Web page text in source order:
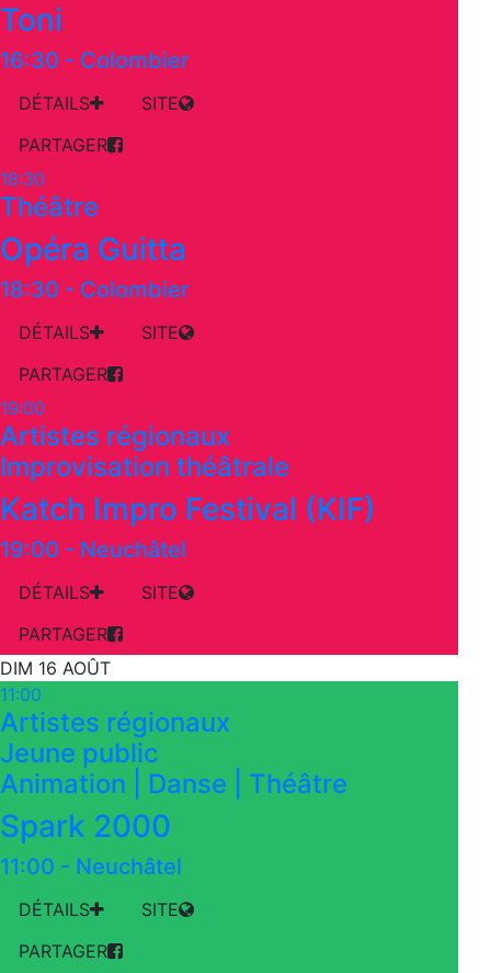
Toni
16:30 - Colombier
DÉTAILS
SITE
PARTAGER
18:30
Théâtre
Opéra Guitta
18:30 - Colombier
DÉTAILS
SITE
PARTAGER
19:00
Artistes régionaux
Improvisation théâtrale
Katch Impro Festival (KIF)
19:00 - Neuchâtel
DÉTAILS
SITE
PARTAGER
DIM 16 AOÛT
11:00
Artistes régionaux
Jeune public
Animation | Danse | Théâtre
Spark 2000
11:00 - Neuchâtel
DÉTAILS
SITE
PARTAGER